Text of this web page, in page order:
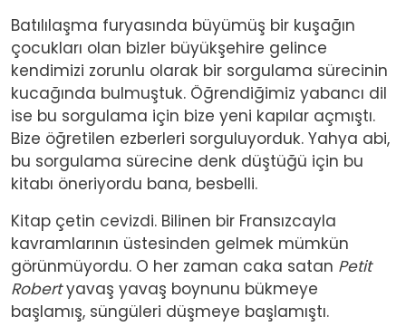
Batılılaşma furyasında büyümüş bir kuşağın
çocukları olan bizler büyükşehire gelince
kendimizi zorunlu olarak bir sorgulama sürecinin
kucağında bulmuştuk. Öğrendiğimiz yabancı dil
ise bu sorgulama için bize yeni kapılar açmıştı.
Bize öğretilen ezberleri sorguluyorduk. Yahya abi,
bu sorgulama sürecine denk düştüğü için bu
kitabı öneriyordu bana, besbelli.
Kitap çetin cevizdi. Bilinen bir Fransızcayla
kavramlarının üstesinden gelmek mümkün
görünmüyordu. O her zaman caka satan Petit
Robertyavaş yavaş boynunu bükmeye
başlamış, süngüleri düşmeye başlamıştı.